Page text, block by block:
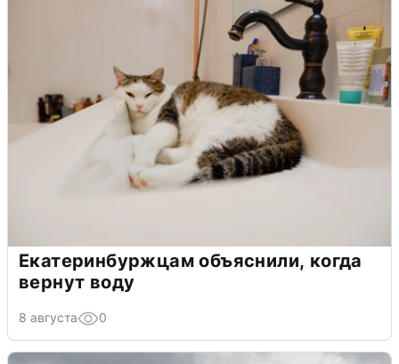
Екатеринбуржцам объяснили, когда
вернут воду
8 августа 0